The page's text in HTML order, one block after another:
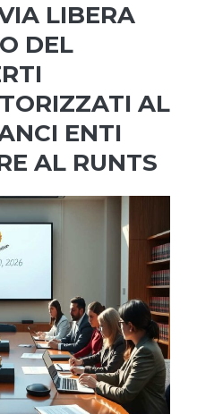
LIBERA
DEL
AL
ENTI
AL RUNTS